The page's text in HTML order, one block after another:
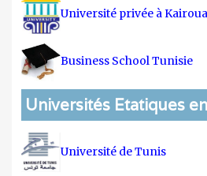
Université privée à
Business School Tunisie
Universités Etatiques
Université de Tunis